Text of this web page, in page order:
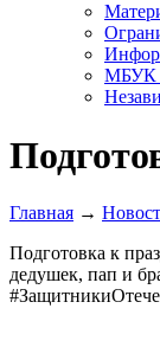
МБУК
Главная →
Подготовка к
дедушек, пап и